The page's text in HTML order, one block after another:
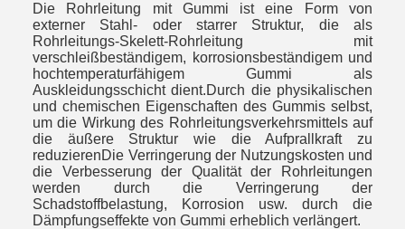
Die Rohrleitung mit Gummi ist eine Form von
externer Stahl- oder starrer Struktur, die als
Rohrleitungs-Skelett-Rohrleitung mit
verschleißbeständigem, korrosionsbeständigem und
hochtemperaturfähigem Gummi als
Auskleidungsschicht dient.Durch die physikalischen
und chemischen Eigenschaften des Gummis selbst,
um die Wirkung des Rohrleitungsverkehrsmittels auf
die äußere Struktur wie die Aufprallkraft zu
reduzierenDie Verringerung der Nutzungskosten und
die Verbesserung der Qualität der Rohrleitungen
werden durch die Verringerung der
Schadstoffbelastung, Korrosion usw. durch die
Dämpfungseffekte von Gummi erheblich verlängert.